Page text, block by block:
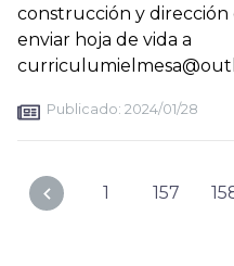
construcción y
enviar hoja de vida a
Publicado: 2024/01/28
1 157